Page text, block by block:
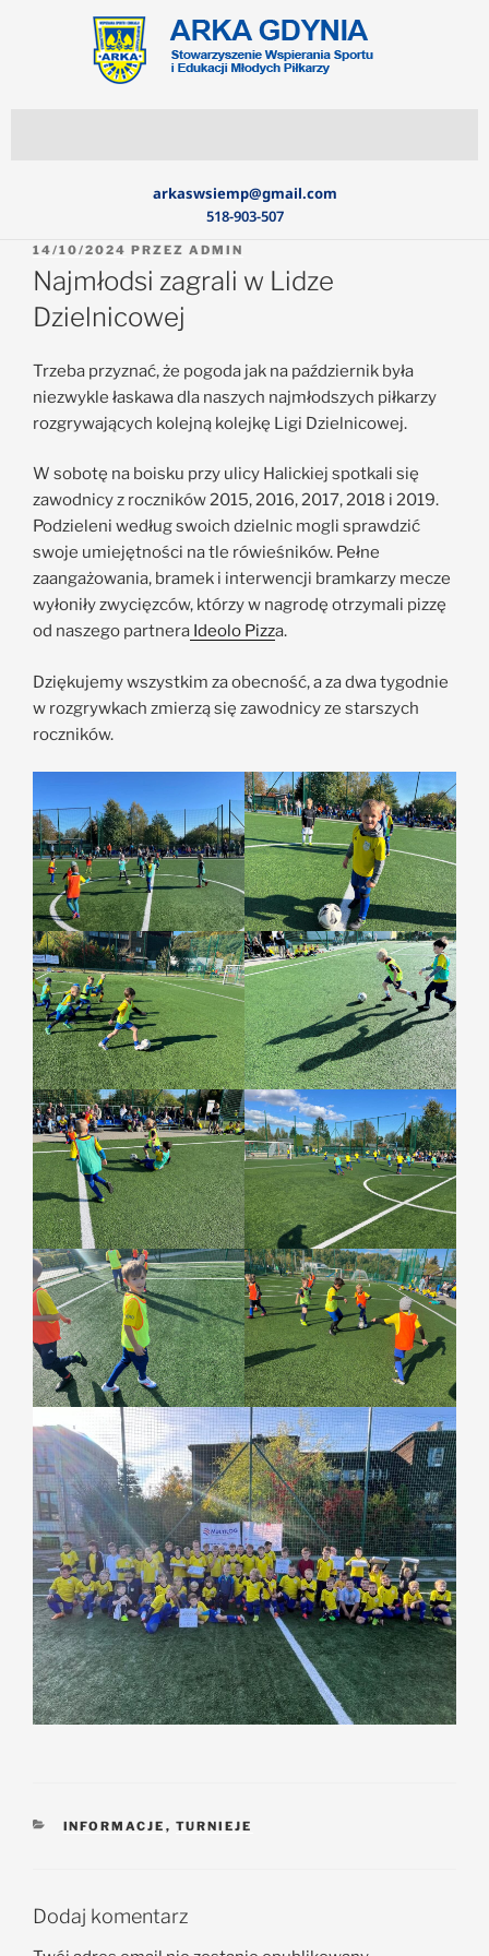
arkaswsiemp@gmail.com
518-903-507
14/10/2024 PRZEZ ADMIN
Najmłodsi zagrali w Lidze
Dzielnicowej
Trzeba przyznać, że pogoda jak na październik była
niezwykle łaskawa dla naszych najmłodszych piłkarzy
rozgrywających kolejną kolejkę Ligi Dzielnicowej.
W sobotę na boisku przy ulicy Halickiej spotkali się
zawodnicy z roczników 2015, 2016, 2017, 2018 i 2019.
Podzieleni według swoich dzielnic mogli sprawdzić
swoje umiejętności na tle rówieśników. Pełne
zaangażowania, bramek i interwencji bramkarzy mecze
wyłoniły zwycięzców, którzy w nagrodę otrzymali pizzę
od naszego partnera Ideolo Pizza.
Dziękujemy wszystkim za obecność, a za dwa tygodnie
w rozgrywkach zmierzą się zawodnicy ze starszych
roczników.
INFORMACJE , TURNIEJE
Dodaj komentarz